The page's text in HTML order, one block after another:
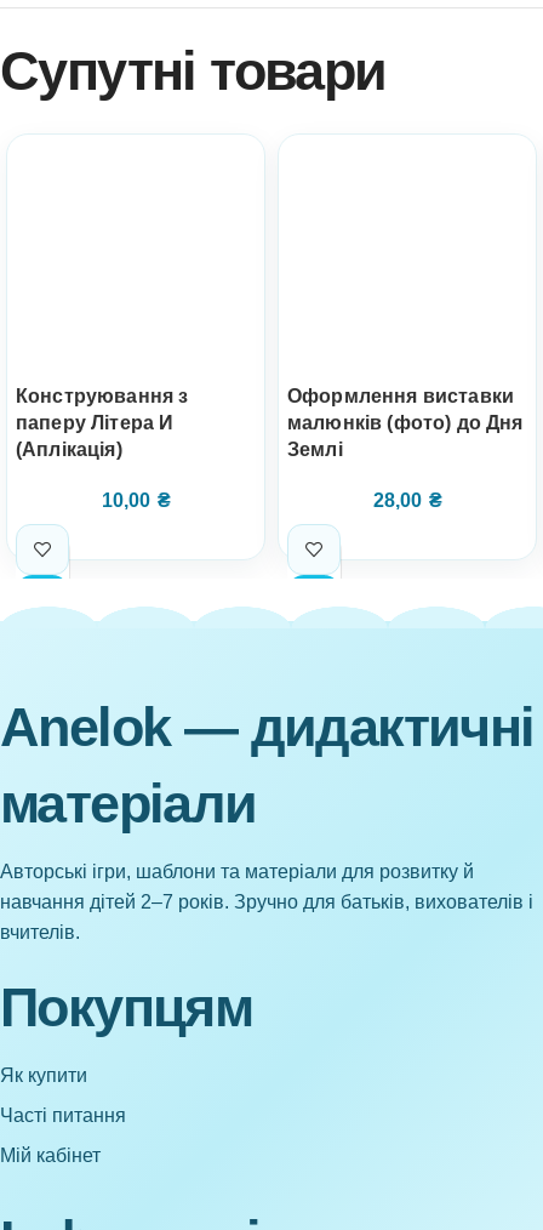
Супутні товари
Конструювання з
паперу Літера И
(Аплікація)
10,00 ₴
Оформлення виставки
малюнків (фото) до Дня
Землі
28,00 ₴
Anelok — дидактичні
матеріали
Авторські ігри, шаблони та матеріали для розвитку й
навчання дітей 2–7 років. Зручно для батьків, вихователів і
вчителів.
Покупцям
Як купити
Часті питання
Мій кабінет